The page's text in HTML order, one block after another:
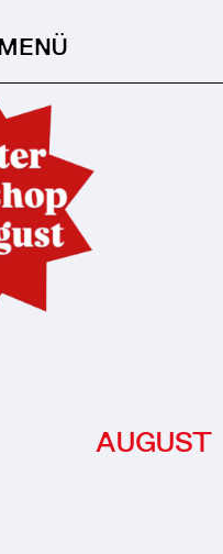
MENÜ
AUGUST